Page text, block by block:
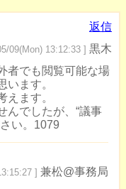
返信
09(Mon) 13:12:33 ] 黒木
者でも閲覧可能な場
います。
えます。
んでしたが、“議事
い。1079
] 兼松@事務局